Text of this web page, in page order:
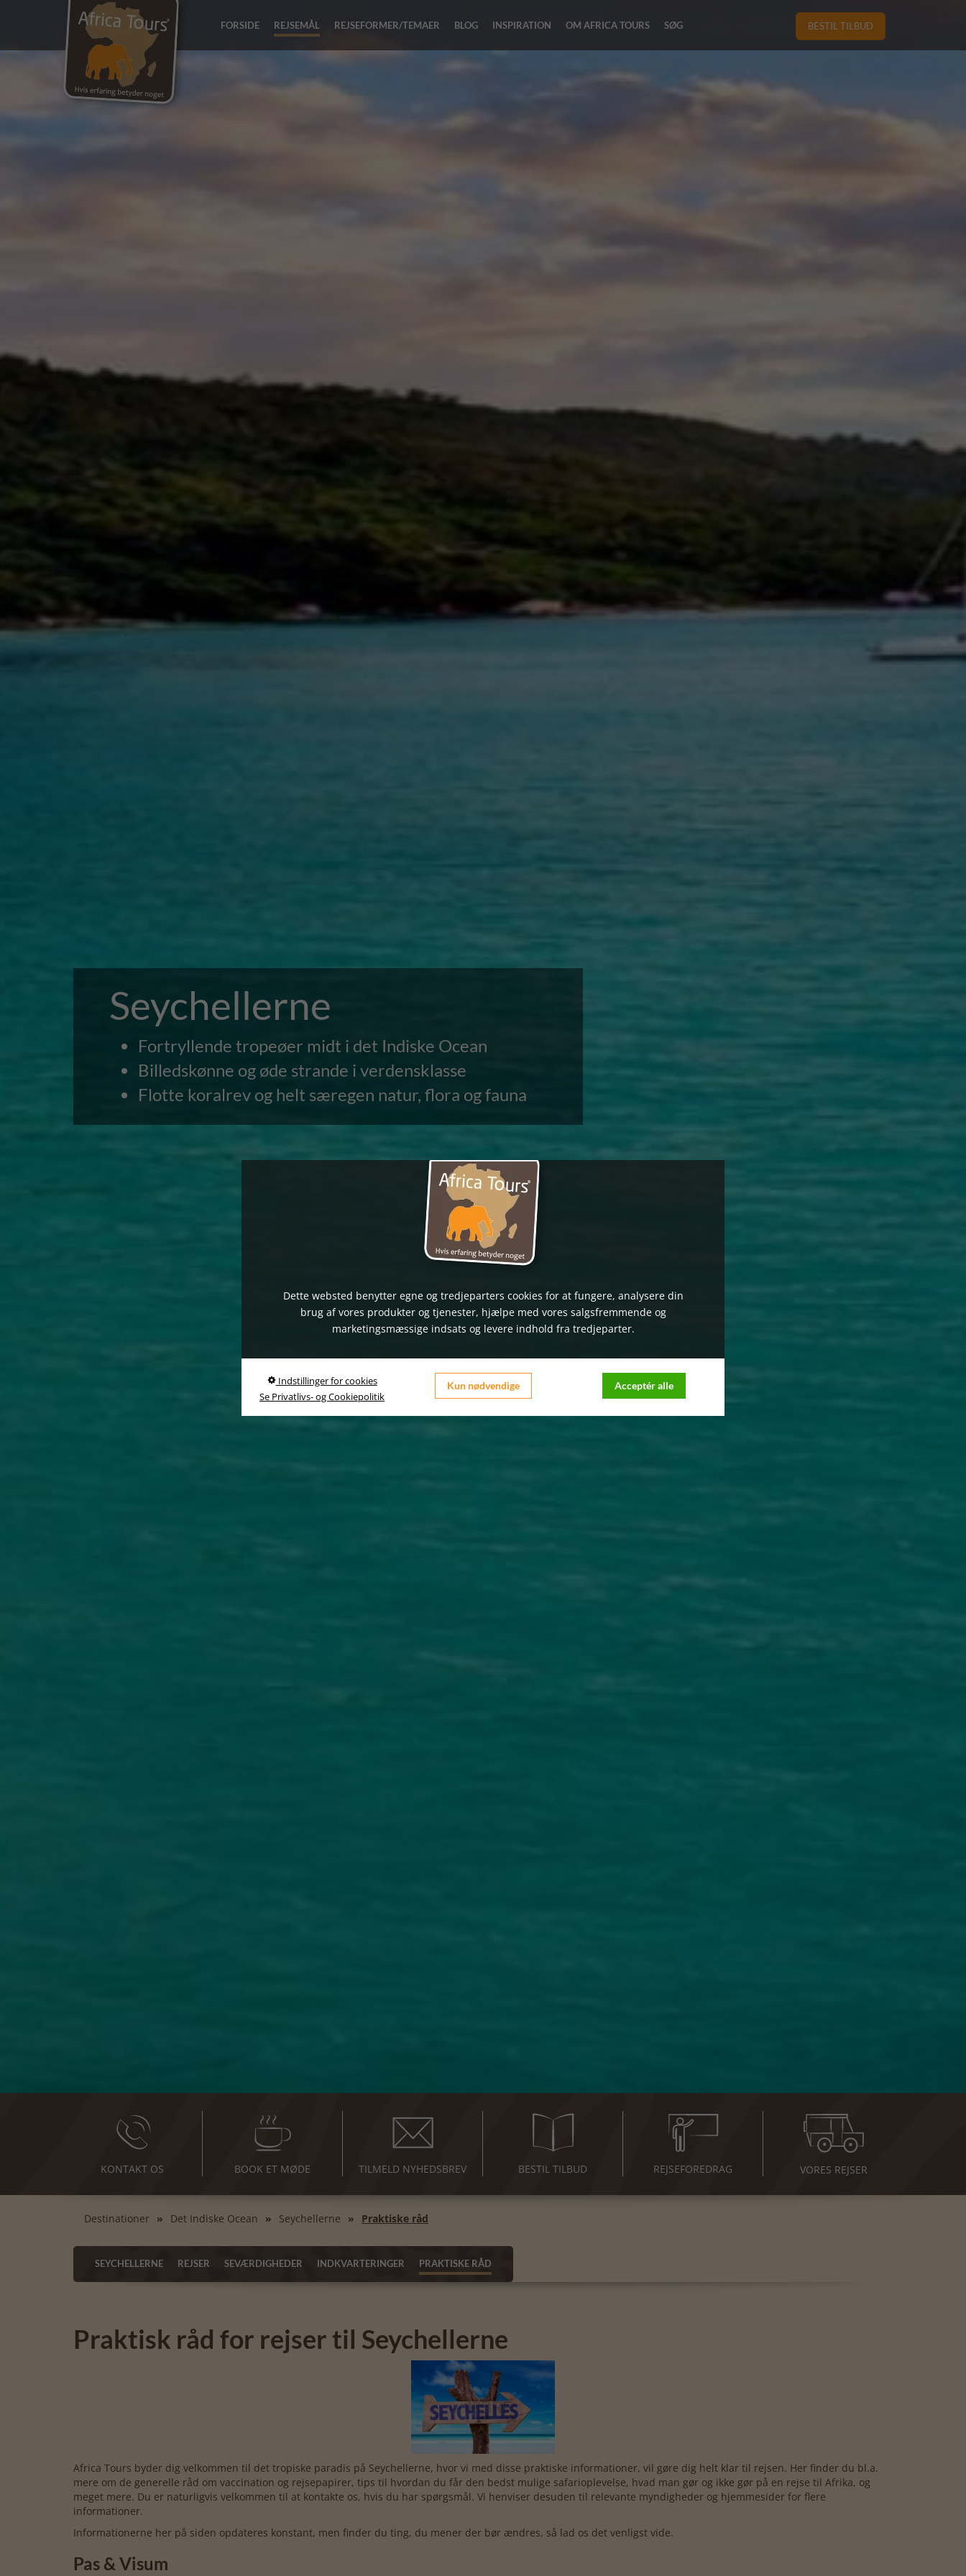
FORSIDE REJSEMÅL REJSEFORMER/TEMAER BLOG INSPIRATION OM AFRICA TOURS SØG BESTIL TILBUD
Seychellerne
Fortryllende tropeøer midt i det Indiske Ocean
Billedskønne og øde strande i verdensklasse
Flotte koralrev og helt særegen natur, flora og fauna
KONTAKT OS BOOK ET MØDE TILMELD NYHEDSBREV BESTIL TILBUD REJSEFOREDRAG VORES REJSER
Destinationer Det Indiske Ocean Seychellerne Praktiske råd
SEYCHELLERNE REJSER SEVÆRDIGHEDER INDKVARTERINGER PRAKTISKE RÅD
Praktisk råd for rejser til Seychellerne
Africa Tours byder dig velkommen til det tropiske paradis på Seychellerne, hvor vi med disse praktiske informationer, vil gøre dig helt klar til rejsen. Her finder du bl.a.
mere om de generelle råd om vaccination og rejsepapirer, tips til hvordan du får den bedst mulige safarioplevelse, hvad man gør og ikke gør på en rejse til Afrika, og
meget mere. Du er naturligvis velkommen til at kontakte os, hvis du har spørgsmål. Vi henviser desuden til relevante myndigheder og hjemmesider for flere
informationer.
Informationerne her på siden opdateres konstant, men finder du ting, du mener der bør ændres, så lad os det venligst vide.
Pas & Visum
Dette websted benytter egne og tredjeparters cookies for at fungere, analysere din
brug af vores produkter og tjenester, hjælpe med vores salgsfremmende og
marketingsmæssige indsats og levere indhold fra tredjeparter.
Indstillinger for cookies
Se Privatlivs- og Cookiepolitik
Kun nødvendige Acceptér alle